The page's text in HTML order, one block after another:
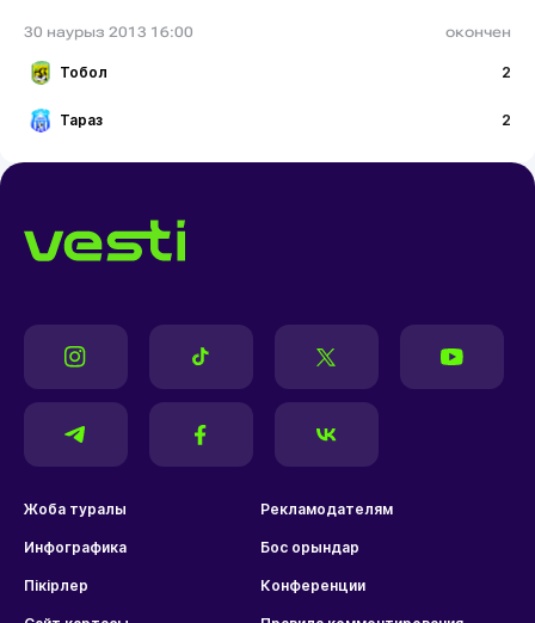
30 наурыз 2013 16:00 окончен
Тобол 2
Тараз 2
Жоба туралы Рекламодателям
Инфографика Бос орындар
Пікірлер Конференции